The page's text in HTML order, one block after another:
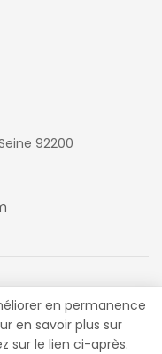
92200
réservés. Réalisé par
en permanence
en savoir plus sur
sur le lien ci-après.